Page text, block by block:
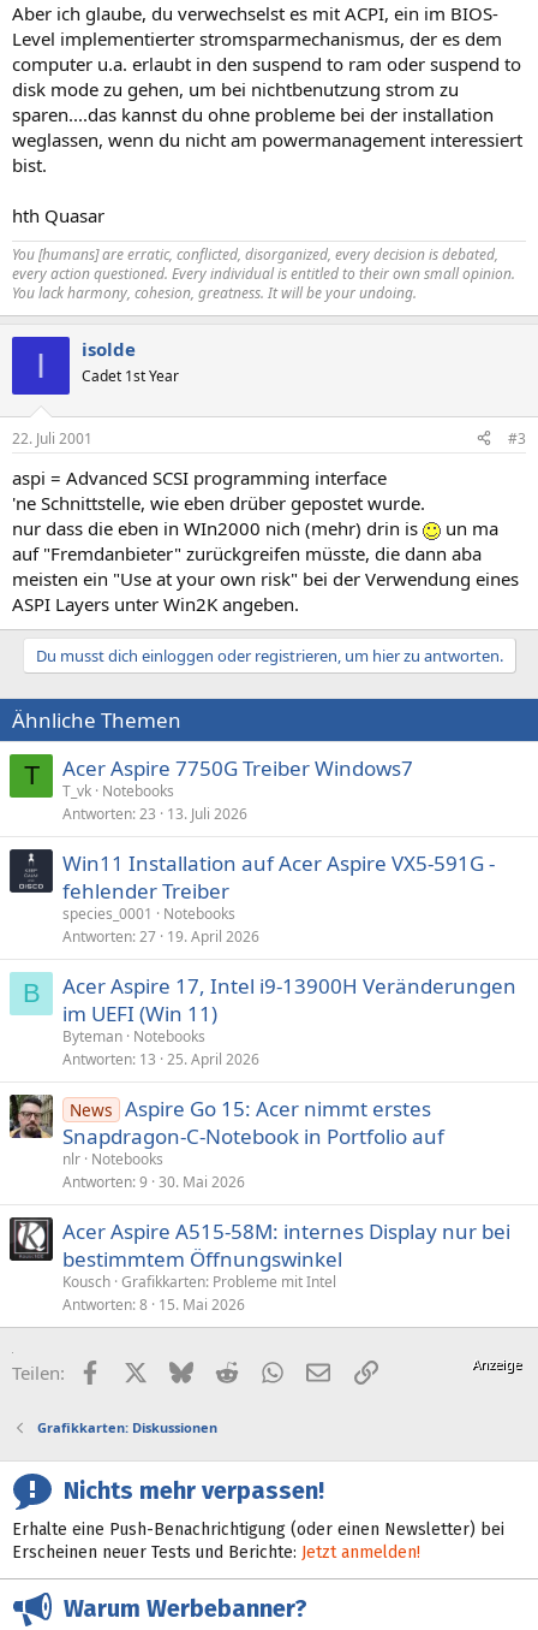
Aber ich glaube, du verwechselst es mit ACPI, ein im BIOS-
Level implementierter stromsparmechanismus, der es dem
computer u.a. erlaubt in den suspend to ram oder suspend to
disk mode zu gehen, um bei nichtbenutzung strom zu
sparen....das kannst du ohne probleme bei der installation
weglassen, wenn du nicht am powermanagement interessiert
bist.
hth Quasar
You [humans] are erratic, conflicted, disorganized, every decision is debated,
every action questioned. Every individual is entitled to their own small opinion.
You lack harmony, cohesion, greatness. It will be your undoing.
I isolde
Cadet 1st Year
22. Juli 2001 #3
aspi = Advanced SCSI programming interface
'ne Schnittstelle, wie eben drüber gepostet wurde.
nur dass die eben in WIn2000 nich (mehr) drin is
un ma
auf "Fremdanbieter" zurückgreifen müsste, die dann aba
meisten ein "Use at your own risk" bei der Verwendung eines
ASPI Layers unter Win2K angeben.
Du musst dich einloggen oder registrieren, um hier zu antworten.
Ähnliche Themen
T Acer Aspire 7750G Treiber Windows7
T_vk Notebooks
Antworten 23 13. Juli 2026
Win11 Installation auf Acer Aspire VX5-591G -
fehlender Treiber
species_0001
Notebooks
Antworten 27 19. April 2026
B
Acer Aspire 17, Intel i9-13900H Veränderungen
im UEFI (Win 11)
Byteman Notebooks
Antworten 13 25. April 2026
News Aspire Go 15: Acer nimmt erstes
Snapdragon-C-Notebook in Portfolio auf
nlr Notebooks
Antworten 9 30. Mai 2026
Acer Aspire A515-58M: internes Display nur bei
bestimmtem Öffnungswinkel
Kousch Grafikkarten: Probleme mit Intel
Antworten 8 15. Mai 2026
Teilen: FacebookX (Twitter)
BlueskyRedditWhatsApp
E-MailLink
Grafikkarten: Diskussionen
Nichts mehr verpassen!
Erhalte eine Push-Benachrichtigung (oder einen Newsletter) bei
Erscheinen neuer Tests und Berichte: Jetzt anmelden!
Warum Werbebanner?